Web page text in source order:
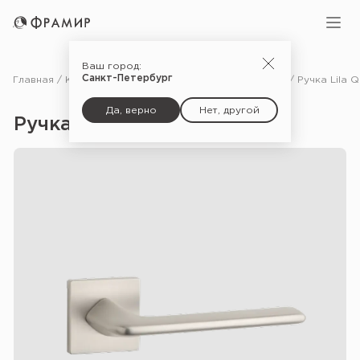
Ваш город:
Санкт-Петербург
Да, верно Нет, другой
Главная Каталог Фурнитура
Ручка Lila Q 7S — NIS